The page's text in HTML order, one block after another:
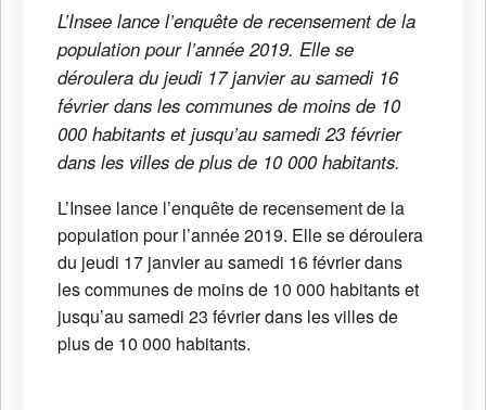
L’Insee lance l’enquête de recensement de la
population pour l’année 2019. Elle se
déroulera du jeudi 17 janvier au samedi 16
février dans les communes de moins de 10
000 habitants et jusqu’au samedi 23 février
dans les villes de plus de 10 000 habitants.
L’Insee lance l’enquête de recensement de la
population pour l’année 2019. Elle se déroulera
du jeudi 17 janvier au samedi 16 février dans
les communes de moins de 10 000 habitants et
jusqu’au samedi 23 février dans les villes de
plus de 10 000 habitants.